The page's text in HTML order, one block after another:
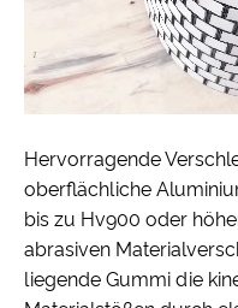
Hervorragende
oberflächliche
bis zu Hv900 oder
abrasiven
liegende Gummi die